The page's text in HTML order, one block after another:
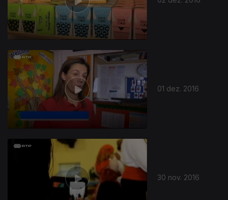
01 dez. 2016
30 nov. 2016
261659